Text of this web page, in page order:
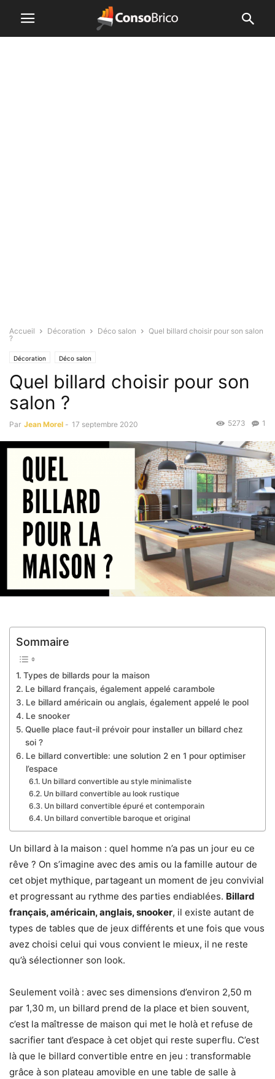
Accueil Décoration Déco salon
Quel billard choisir pour son salon
?
Décoration Déco salon
Quel billard choisir pour son
salon ?
Par Jean Morel - 17 septembre 2020 1
5273
Sommaire
Types de billards pour la maison
Le billard français, également appelé carambole
Le billard américain ou anglais, également appelé le pool
Le snooker
Quelle place faut-il prévoir pour installer un billard chez
soi ?
Le billard convertible: une solution 2 en 1 pour optimiser
l’espace
Un billard convertible au style minimaliste
Un billard convertible au look rustique
Un billard convertible épuré et contemporain
Un billard convertible baroque et original
Un billard à la maison : quel homme n’a pas un jour eu ce
rêve ? On s’imagine avec des amis ou la famille autour de
cet objet mythique, partageant un moment de jeu convivial
et progressant au rythme des parties endiablées. Billard
français, américain, anglais, snooker, il existe autant de
types de tables que de jeux différents et une fois que vous
avez choisi celui qui vous convient le mieux, il ne reste
qu’à sélectionner son look.
Seulement voilà : avec ses dimensions d’environ 2,50 m
par 1,30 m, un billard prend de la place et bien souvent,
c’est la maîtresse de maison qui met le holà et refuse de
sacrifier tant d’espace à cet objet qui reste superflu. C’est
là que le billard convertible entre en jeu : transformable
grâce à son plateau amovible en une table de salle à